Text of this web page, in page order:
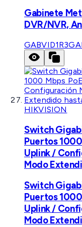
Gabinete
DVR/NVR,
GABVID1R3
HIKVISION
Switch
Puertos
Uplink /
Modo
Switch
Puertos
Uplink /
Modo